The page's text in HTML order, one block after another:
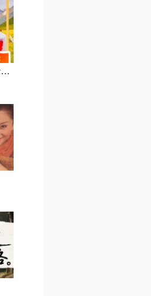
想你一次落一粒沙【柳欣制作】